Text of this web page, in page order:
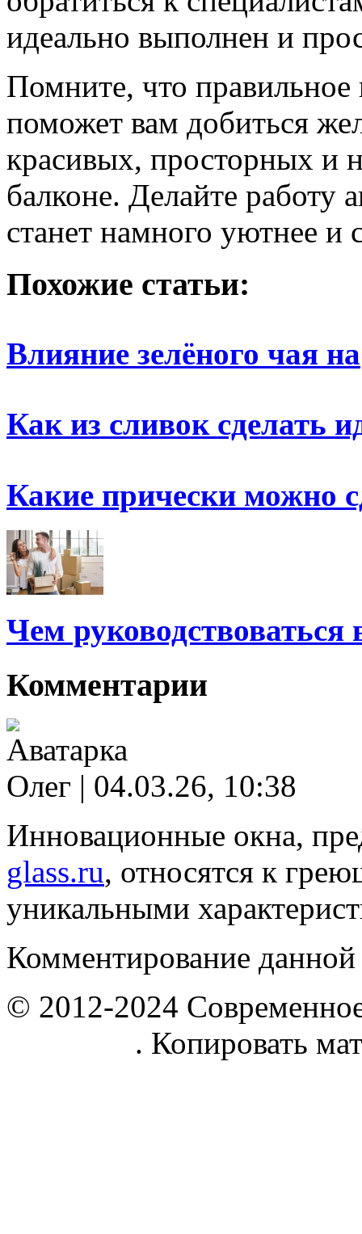
идеально выполнен и
Помните, что
поможет вам добиться
красивых, просторных и
балконе. Делайте
станет намного уютнее и
Похожие статьи:
Влияние зелёного чая на
Как из сливок сделать
Какие прически можно
Чем руководствоваться
Комментарии
Олег | 04.03.26, 10:38
Инновационные окна,
glass.ru, относятся к
уникальными
Комментирование
© 2012-2024
. Копировать